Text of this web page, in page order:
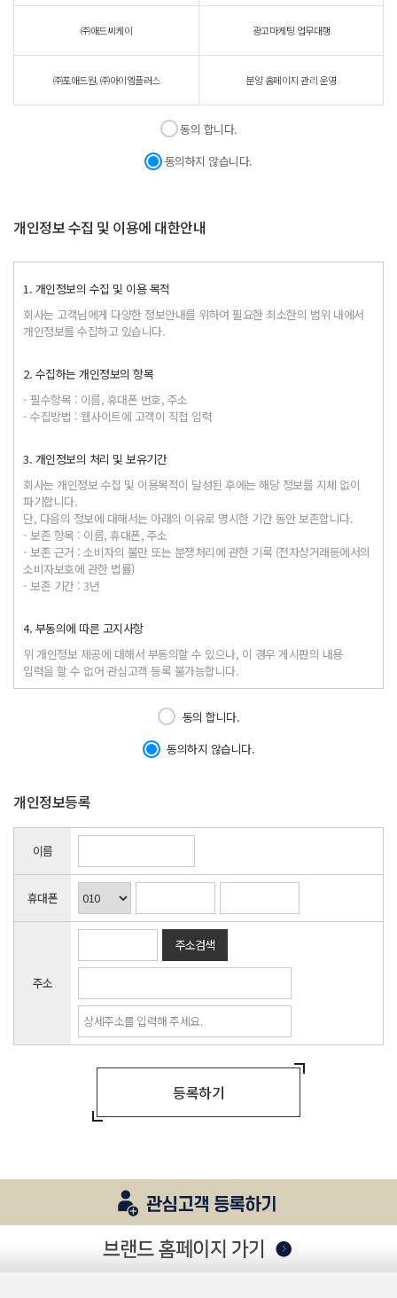
㈜애드씨케이 광고마케팅 업무대행
㈜포애드원, ㈜아이엠플러스 분양 홈페이지 관리 운영
동의 합니다.
동의하지 않습니다.
개인정보 수집 및 이용에 대한안내
1. 개인정보의 수집 및 이용 목적
회사는 고객님에게 다양한 정보안내를 위하여 필요한 최소한의 범위 내에서
개인정보를 수집하고 있습니다.
2. 수집하는 개인정보의 항목
- 필수항목 : 이름, 휴대폰 번호, 주소
- 수집방법 : 웹사이트에 고객이 직접 입력
3. 개인정보의 처리 및 보유기간
회사는 개인정보 수집 및 이용목적이 달성된 후에는 해당 정보를 지체 없이
파기합니다.
단, 다음의 정보에 대해서는 아래의 이유로 명시한 기간 동안 보존합니다.
- 보존 항목 : 이름, 휴대폰, 주소
- 보존 근거 : 소비자의 불만 또는 분쟁처리에 관한 기록 (전자상거래등에서의
소비자보호에 관한 법률)
- 보존 기간 : 3년
4. 부동의에 따른 고지사항
위 개인정보 제공에 대해서 부동의할 수 있으나, 이 경우 게시판의 내용
입력을 할 수 없어 관심고객 등록 불가능합니다.
동의 합니다.
동의하지 않습니다.
개인정보등록
이름
휴대폰
주소
주소검색
등록하기